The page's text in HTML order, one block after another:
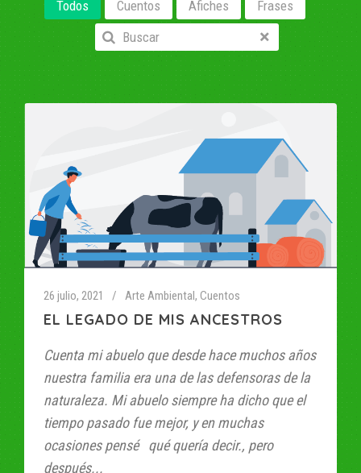
Todos Cuentos Afiches Frases
26 julio, 2021 Arte Ambiental, Cuentos
EL LEGADO DE MIS ANCESTROS
Cuenta mi abuelo que desde hace muchos años
nuestra familia era una de las defensoras de la
naturaleza. Mi abuelo siempre ha dicho que el
tiempo pasado fue mejor, y en muchas
ocasiones pensé qué quería decir., pero
después...